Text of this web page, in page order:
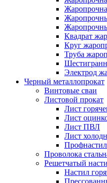
Квадрат
Круг
Труба
Электрод
Черный металлопрокат
Винтовые сваи
Листовой прокат
Лист
Лист
Лист ПВЛ
Лист
Профнастил
Проволока
Решетчатый
Настил